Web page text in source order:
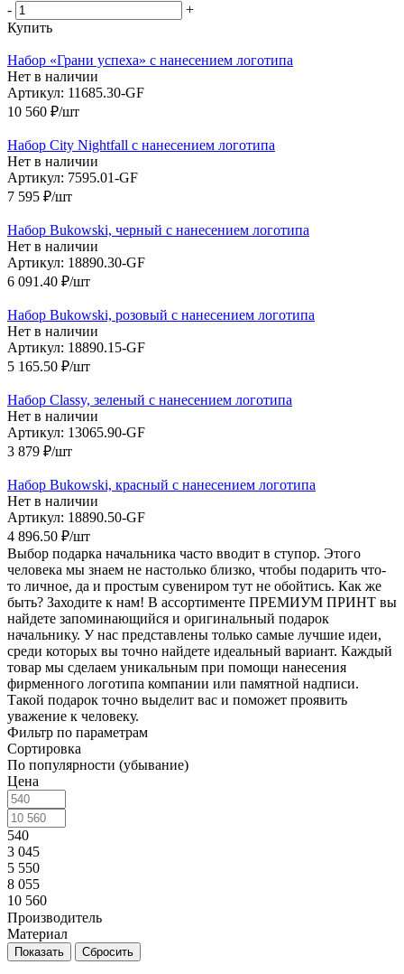
-
+
Купить
Набор «Грани успеха» с нанесением логотипа
Нет в наличии
Артикул: 11685.30-GF
10 560 ₽/шт
Набор City Nightfall с нанесением логотипа
Нет в наличии
Артикул: 7595.01-GF
7 595 ₽/шт
Набор Bukowski, черный с нанесением логотипа
Нет в наличии
Артикул: 18890.30-GF
6 091.40 ₽/шт
Набор Bukowski, розовый с нанесением логотипа
Нет в наличии
Артикул: 18890.15-GF
5 165.50 ₽/шт
Набор Classy, зеленый с нанесением логотипа
Нет в наличии
Артикул: 13065.90-GF
3 879 ₽/шт
Набор Bukowski, красный с нанесением логотипа
Нет в наличии
Артикул: 18890.50-GF
4 896.50 ₽/шт
Выбор подарка начальника часто вводит в ступор. Этого
человека мы знаем не настолько близко, чтобы подарить что-
то личное, да и простым сувениром тут не обойтись. Как же
быть? Заходите к нам! В ассортименте ПРЕМИУМ ПРИНТ вы
найдете запоминающийся и оригинальный подарок
начальнику. У нас представлены только самые лучшие идеи,
среди которых вы точно найдете идеальный вариант. Каждый
товар мы сделаем уникальным при помощи нанесения
фирменного логотипа компании или памятной надписи.
Такой подарок точно выделит вас и поможет проявить
уважение к человеку.
Фильтр по параметрам
Сортировка
По популярности (убывание)
Цена
540
3 045
5 550
8 055
10 560
Производитель
Материал
Сбросить